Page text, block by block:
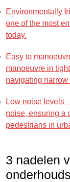
Environmentally
one of the most
today.
Easy to
manoeuvre in
navigating narrow
Low noise levels
noise, ensuring a
pedestrians in
3 nadelen